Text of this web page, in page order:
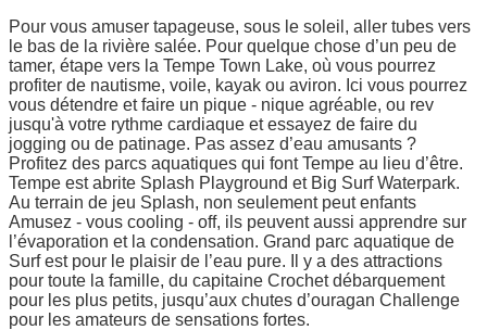
Pour vous amuser tapageuse, sous le soleil, aller tubes vers
le bas de la rivière salée. Pour quelque chose d’un peu de
tamer, étape vers la Tempe Town Lake, où vous pourrez
profiter de nautisme, voile, kayak ou aviron. Ici vous pourrez
vous détendre et faire un pique - nique agréable, ou rev
jusqu'à votre rythme cardiaque et essayez de faire du
jogging ou de patinage. Pas assez d’eau amusants ?
Profitez des parcs aquatiques qui font Tempe au lieu d’être.
Tempe est abrite Splash Playground et Big Surf Waterpark.
Au terrain de jeu Splash, non seulement peut enfants
Amusez - vous cooling - off, ils peuvent aussi apprendre sur
l’évaporation et la condensation. Grand parc aquatique de
Surf est pour le plaisir de l’eau pure. Il y a des attractions
pour toute la famille, du capitaine Crochet débarquement
pour les plus petits, jusqu’aux chutes d’ouragan Challenge
pour les amateurs de sensations fortes.